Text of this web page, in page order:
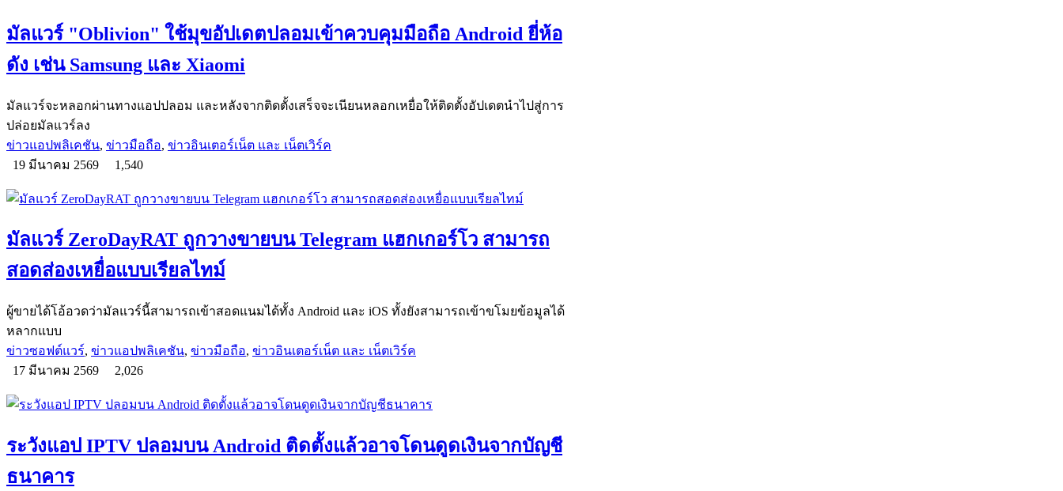
มัลแวร์ "Oblivion" ใช้มุขอัปเดตปลอมเข้าควบคุมมือถือ Android ยี่ห้อ
ดัง เช่น Samsung และ Xiaomi
มัลแวร์จะหลอกผ่านทางแอปปลอม และหลังจากติดตั้งเสร็จจะเนียนหลอกเหยื่อให้ติดตั้งอัปเดตนำไปสู่การ
ปล่อยมัลแวร์ลง
ข่าวแอปพลิเคชัน, ข่าวมือถือ, ข่าวอินเตอร์เน็ต และ เน็ตเวิร์ค
19 มีนาคม 2569
1,540
มัลแวร์ ZeroDayRAT ถูกวางขายบน Telegram แฮกเกอร์โว สามารถ
สอดส่องเหยื่อแบบเรียลไทม์
ผู้ขายได้โอ้อวดว่ามัลแวร์นี้สามารถเข้าสอดแนมได้ทั้ง Android และ iOS ทั้งยังสามารถเข้าขโมยข้อมูลได้
หลากแบบ
ข่าวซอฟต์แวร์, ข่าวแอปพลิเคชัน, ข่าวมือถือ, ข่าวอินเตอร์เน็ต และ เน็ตเวิร์ค
17 มีนาคม 2569
2,026
ระวังแอป IPTV ปลอมบน Android ติดตั้งแล้วอาจโดนดูดเงินจากบัญชี
ธนาคาร